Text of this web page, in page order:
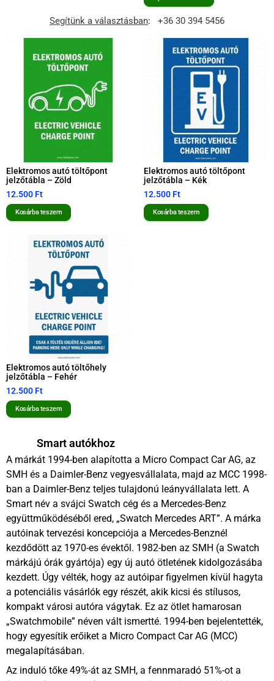
Segítünk a választásban: +36 30 394 5456
Elektromos autó töltőpont
jelzőtábla – Zöld
12.500 Ft
Kosárba teszem
Elektromos autó töltőpont
jelzőtábla – Kék
12.500 Ft
Kosárba teszem
Elektromos autó töltőhely
jelzőtábla – Fehér
12.500 Ft
Kosárba teszem
Smart autókhoz
A márkát 1994-ben alapította a Micro Compact Car AG, az
SMH és a Daimler-Benz vegyesvállalata, majd az MCC 1998-
ban a Daimler-Benz teljes tulajdonú leányvállalata lett. A
Smart név a svájci Swatch cég és a Mercedes-Benz
együttműködéséből ered, „Swatch Mercedes ART”. A márka
autóinak tervezési koncepciója a Mercedes-Benznél
kezdődött az 1970-es évektől. 1982-ben az SMH (a Swatch
márkájú órák gyártója) egy új autó ötletének kidolgozásába
kezdett. Úgy vélték, hogy az autóipar figyelmen kívül hagyta
a potenciális vásárlók egy részét, akik kicsi és stílusos,
kompakt városi autóra vágytak. Ez az ötlet hamarosan
„Swatchmobile” néven vált ismertté. 1994-ben bejelentették,
hogy egyesítik erőiket a Micro Compact Car AG (MCC)
megalapításában.
Az induló tőke 49%-át az SMH, a fennmaradó 51%-ot a